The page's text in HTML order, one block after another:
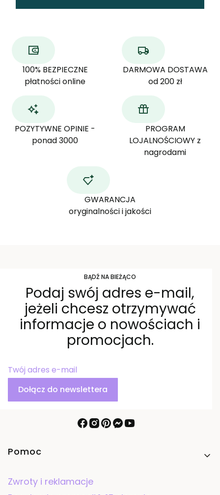
100% BEZPIECZNE
płatności online
DARMOWA DOSTAWA
od 200 zł
POZYTYWNE OPINIE -
ponad 3000
PROGRAM
LOJALNOŚCIOWY z
nagrodami
GWARANCJA
oryginalności i jakości
BĄDŹ NA BIEŻĄCO
Podaj swój adres e-mail,
jeżeli chcesz otrzymywać
informacje o nowościach i
promocjach.
Twój adres e-mail
Dołącz do newslettera
Linki w stopce
Pomoc
Zwroty i reklamacje